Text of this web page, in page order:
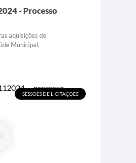
- Processo
aquisições de
Municipal.
SESSÕES DE LICITAÇÕES